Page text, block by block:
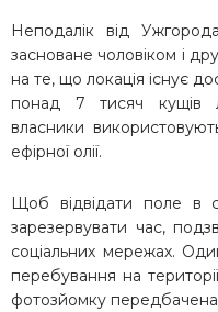
Неподалік від
засноване чоловіком і
на те, що локація існує
понад 7 тисяч кущів
власники
ефірної олії.
Щоб відвідати поле в
зарезервувати час,
соціальних мережах.
перебування на
фотозйомку передбачена